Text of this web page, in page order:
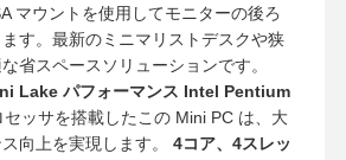
マウントを使用してモニターの後ろ
す。最新のミニマリストデスクや狭
省スペースソリューションです。
Lake パフォーマンス Intel Pentium
ッサを搭載したこの Mini PC は、大
向上を実現します。 4コア、4スレッ